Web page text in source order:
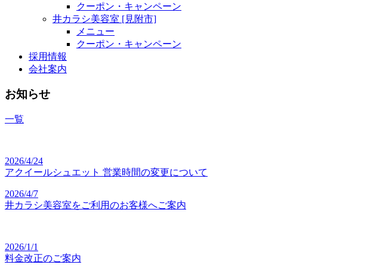
クーポン・キャンペーン
井カラシ美容室 [見附市]
メニュー
クーポン・キャンペーン
採用情報
会社案内
お知らせ
一覧
2026/4/24
アクイールシュエット 営業時間の変更について
2026/4/7
井カラシ美容室をご利用のお客様へご案内
2026/1/1
料金改正のご案内